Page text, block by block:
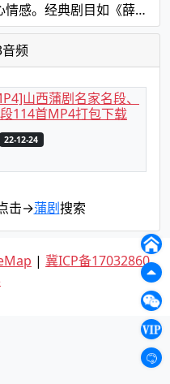
感。经典剧目如《薛刚
喜爱。作为国家级非物
文化的瑰宝，也是中华
频
山西蒲剧名家名段、
114首MP4打包下载
22-12-24
击→蒲剧搜索
| 冀ICP备17032860